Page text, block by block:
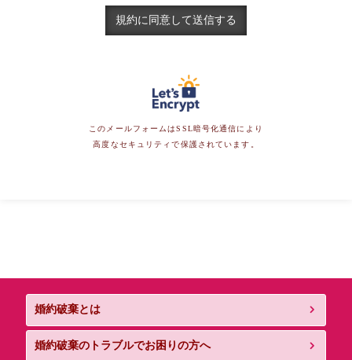
事件の当事者（患者、遺族を含む。）を特定できない方
法で、当法人の取扱事例として、シンポジウム若しくは
の第三者が運営し当法人若しくは所属弁護士の情報を掲
載するインターネット上のサイト、当法人のパンフレッ
ト、当法人が関与する書籍若しくは論文その他の当法人
法律事務に関連して、その他の第三者へ個人情報を提供す
このメールフォームはSSL暗号化通信により
高度なセキュリティで保護されています。
婚約破棄とは
婚約破棄のトラブルでお困りの方へ